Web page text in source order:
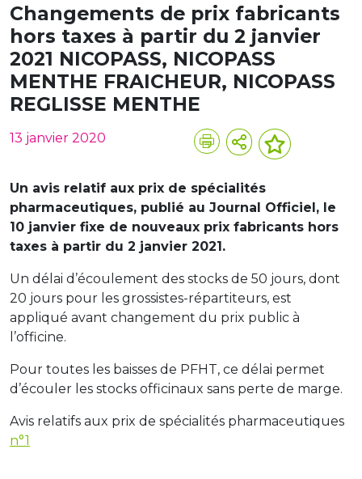
Changements de prix fabricants
hors taxes à partir du 2 janvier
2021 NICOPASS, NICOPASS
MENTHE FRAICHEUR, NICOPASS
REGLISSE MENTHE
13 janvier 2020
Un avis relatif aux prix de spécialités
pharmaceutiques, publié au Journal Officiel, le
10 janvier fixe de nouveaux prix fabricants hors
taxes à partir du 2 janvier 2021.
Un délai d’écoulement des stocks de 50 jours, dont
20 jours pour les grossistes-répartiteurs, est
appliqué avant changement du prix public à
l’officine.
Pour toutes les baisses de PFHT, ce délai permet
d’écouler les stocks officinaux sans perte de marge.
Avis relatifs aux prix de spécialités pharmaceutiques
n°1